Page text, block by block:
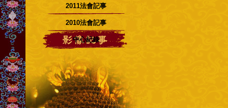
2011法會記事
2010法會記事
中心紀錄